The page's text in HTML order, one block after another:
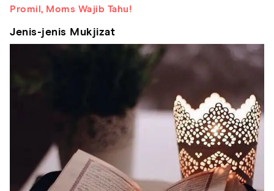
Promil, Moms Wajib Tahu!
Jenis-jenis Mukjizat